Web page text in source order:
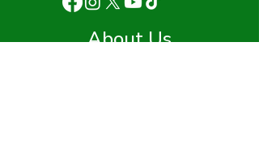
About Us